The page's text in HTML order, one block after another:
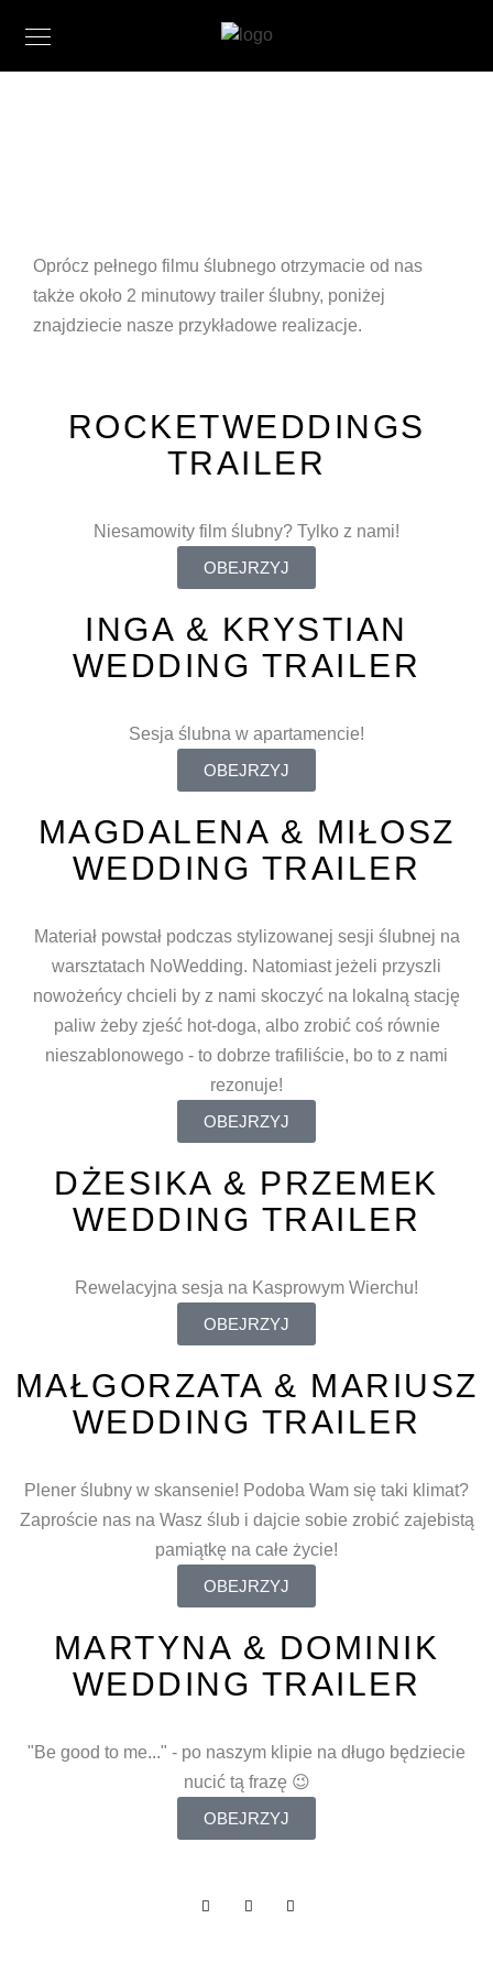
Oprócz pełnego filmu ślubnego otrzymacie od nas
także około 2 minutowy trailer ślubny, poniżej
znajdziecie nasze przykładowe realizacje.
ROCKETWEDDINGS
TRAILER
Niesamowity film ślubny? Tylko z nami!
OBEJRZYJ
INGA & KRYSTIAN
WEDDING TRAILER
Sesja ślubna w apartamencie!
OBEJRZYJ
MAGDALENA & MIŁOSZ
WEDDING TRAILER
Materiał powstał podczas stylizowanej sesji ślubnej na
warsztatach NoWedding. Natomiast jeżeli przyszli
nowożeńcy chcieli by z nami skoczyć na lokalną stację
paliw żeby zjeść hot-doga, albo zrobić coś równie
nieszablonowego - to dobrze trafiliście, bo to z nami
rezonuje!
OBEJRZYJ
DŻESIKA & PRZEMEK
WEDDING TRAILER
Rewelacyjna sesja na Kasprowym Wierchu!
OBEJRZYJ
MAŁGORZATA & MARIUSZ
WEDDING TRAILER
Plener ślubny w skansenie! Podoba Wam się taki klimat?
Zaproście nas na Wasz ślub i dajcie sobie zrobić zajebistą
pamiątkę na całe życie!
OBEJRZYJ
MARTYNA & DOMINIK
WEDDING TRAILER
"Be good to me..." - po naszym klipie na długo będziecie
nucić tą frazę 😉
OBEJRZYJ